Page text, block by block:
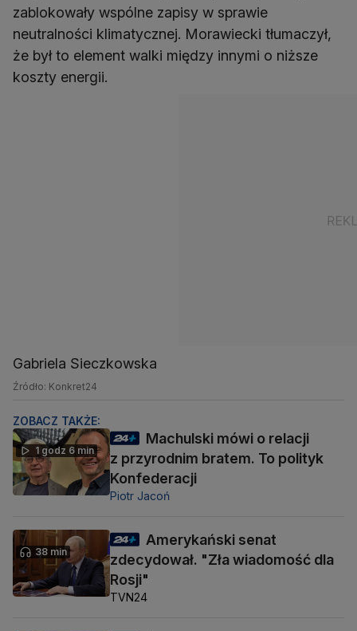
zablokowały wspólne zapisy w sprawie
neutralności klimatycznej. Morawiecki tłumaczył,
że był to element walki między innymi o niższe
koszty energii.
Gabriela Sieczkowska
Źródło: Konkret24
ZOBACZ TAKŻE:
1 godz 6 min
Machulski mówi o relacji
z przyrodnim bratem. To polityk
Konfederacji
Piotr Jacoń
38 min
Amerykański senat
zdecydował. "Zła wiadomość dla
Rosji"
TVN24